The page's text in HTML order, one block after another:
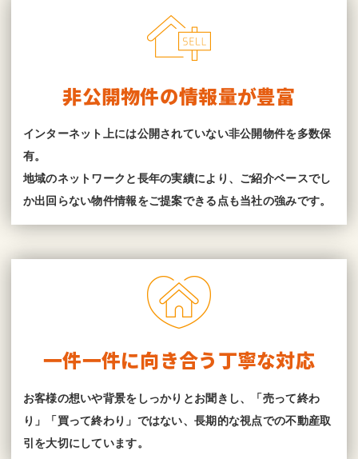
非公開物件の情報量が豊富
インターネット上には公開されていない非公開物件を多数保
有。
地域のネットワークと長年の実績により、ご紹介ベースでし
か出回らない物件情報をご提案できる点も当社の強みです。
一件一件に向き合う丁寧な対応
お客様の想いや背景をしっかりとお聞きし、「売って終わ
り」「買って終わり」ではない、長期的な視点での不動産取
引を大切にしています。